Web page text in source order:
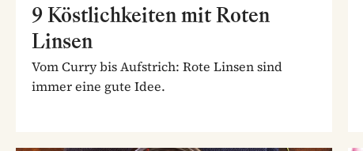
9 Köstlichkeiten mit Roten
Linsen
Vom Curry bis Aufstrich: Rote Linsen sind
immer eine gute Idee.